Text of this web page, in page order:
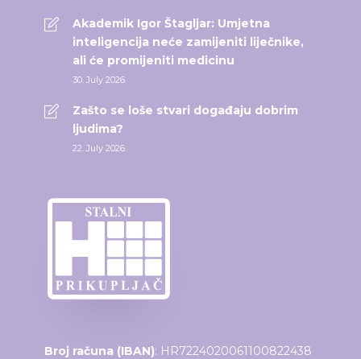
Akademik Igor Štagljar: Umjetna
inteligencija neće zamijeniti liječnike,
ali će promijeniti medicinu
30. July 2026.
Zašto se loše stvari događaju dobrim
ljudima?
22. July 2026.
Broj računa (IBAN): HR7224020061100822438